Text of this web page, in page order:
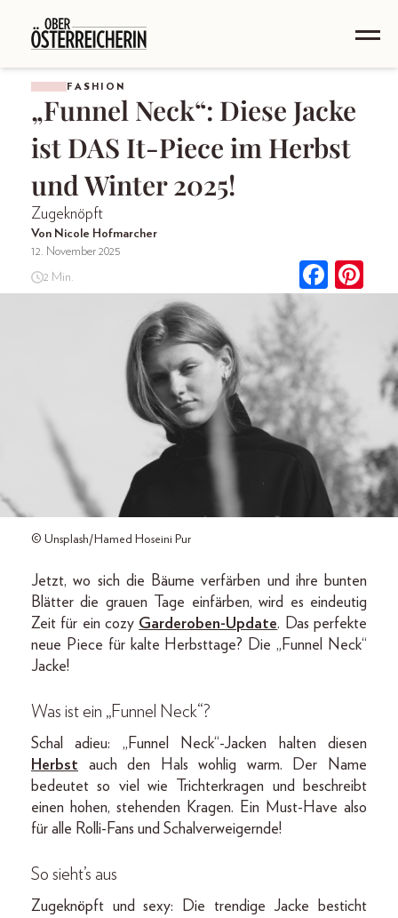
FASHION
„Funnel Neck“: Diese Jacke
ist DAS It-Piece im Herbst
und Winter 2025!
Zugeknöpft
Von Nicole Hofmarcher
12. November 2025
2 Min.
© Unsplash/Hamed Hoseini Pur
Jetzt, wo sich die Bäume verfärben und ihre bunten
Blätter die grauen Tage einfärben, wird es eindeutig
Zeit für ein cozy Garderoben-Update. Das perfekte
neue Piece für kalte Herbsttage? Die „Funnel Neck“
Jacke!
Was ist ein „Funnel Neck“?
Schal adieu: „Funnel Neck“-Jacken halten diesen
Herbst auch den Hals wohlig warm. Der Name
bedeutet so viel wie Trichterkragen und beschreibt
einen hohen, stehenden Kragen. Ein Must-Have also
für alle Rolli-Fans und Schalverweigernde!
So sieht’s aus
Zugeknöpft und sexy: Die trendige Jacke besticht